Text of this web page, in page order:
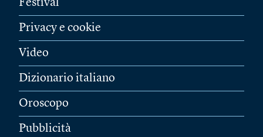
Festival
Privacy e cookie
Video
Dizionario italiano
Oroscopo
Pubblicità